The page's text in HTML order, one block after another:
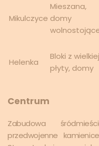
Mikulczyce
Mieszana,
domy
Helenka
Bloki z wielkiej
płyty, domy
Centrum
Zabudowa
przedwojenne